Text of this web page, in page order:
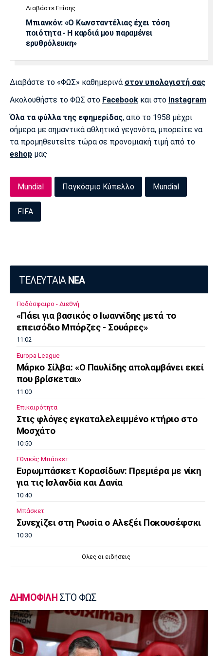
Διαβάστε Επίσης
Μπιανκόν: «Ο Κωνσταντέλιας έχει τόση
ποιότητα - Η καρδιά μου παραμένει
ερυθρόλευκη»
Διαβάστε το «ΦΩΣ» καθημερινά στον υπολογιστή σας
Ακολουθήστε το ΦΩΣ στο Facebook και στο Instagram
Όλα τα φύλλα της εφημερίδας, από το 1958 μέχρι
σήμερα με σημαντικά αθλητικά γεγονότα, μπορείτε να
τα προμηθευτείτε τώρα σε προνομιακή τιμή από το
eshop μας
Mundial Παγκόσμιο Κύπελλο Mundial
FIFA
ΤΕΛΕΥΤΑΙΑ ΝΕΑ
Ποδόσφαιρο - Διεθνή
«Πάει για βασικός ο Ιωαννίδης μετά το
επεισόδιο Μπόρζες - Σουάρες»
11:02
Europa League
Μάρκο Σίλβα: «Ο Παυλίδης απολαμβάνει εκεί
που βρίσκεται»
11:00
Επικαιρότητα
Στις φλόγες εγκαταλελειμμένο κτήριο στο
Μοσχάτο
10:50
Εθνικές Μπάσκετ
Ευρωμπάσκετ Κορασίδων: Πρεμιέρα με νίκη
για τις Ισλανδία και Δανία
10:40
Μπάσκετ
Συνεχίζει στη Ρωσία ο Αλεξέι Ποκουσέφσκι
10:30
ΦΩΣ στο Στοίχημα: Κίνητρο η Σάντεφιορντ
Το… γύρισε ο Τόνι Πάρκερ
10:10
Super League 1
Πρόταση του Βαγγέλη Μαρινάκη στον Ζοφρέ
Όλες οι ειδήσεις
ΔΗΜΟΦΙΛΗ ΣΤΟ ΦΩΣ